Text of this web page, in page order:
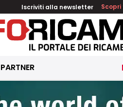
Iscriviti alla newsletter
PARTNER